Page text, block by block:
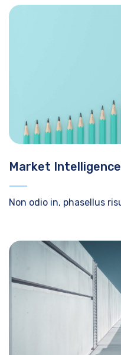
Market Intelligence
Non odio in, phasellus